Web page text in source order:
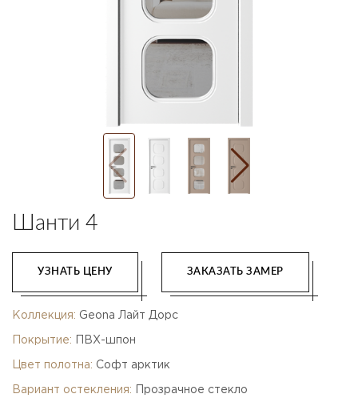
Шанти 4
УЗНАТЬ ЦЕНУ ЗАКАЗАТЬ ЗАМЕР
Коллекция: Geona Лайт Дорс
Покрытие: ПВХ-шпон
Цвет полотна: Софт арктик
Вариант остекления: Прозрачное стекло